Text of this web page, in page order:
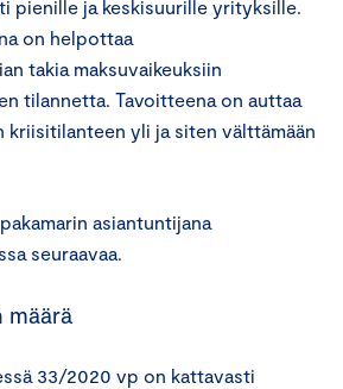
pienille ja keskisuurille yrityksille.
on helpottaa
takia maksuvaikeuksiin
tilannetta. Tavoitteena on auttaa
kriisitilanteen yli ja siten välttämään
asiantuntijana
seuraavaa.
määrä
33/2020 vp on kattavasti